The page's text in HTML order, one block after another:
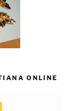
ONLINE